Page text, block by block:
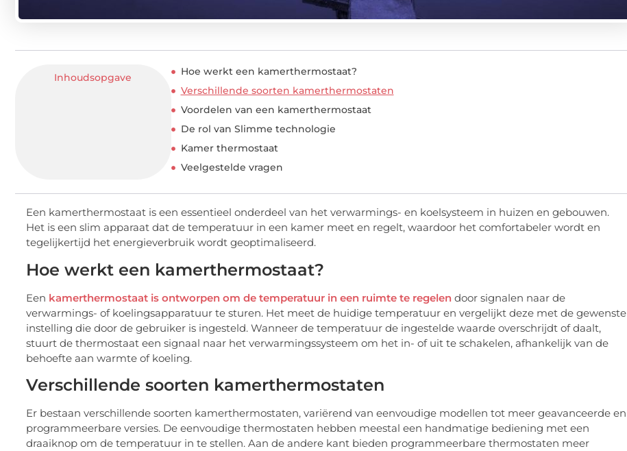
Inhoudsopgave
Hoe werkt een kamerthermostaat?
Verschillende soorten kamerthermostaten
Voordelen van een kamerthermostaat
De rol van Slimme technologie
Kamer thermostaat
Veelgestelde vragen
Een kamerthermostaat is een essentieel onderdeel van het verwarmings- en koelsysteem in huizen en gebouwen.
Het is een slim apparaat dat de temperatuur in een kamer meet en regelt, waardoor het comfortabeler wordt en
tegelijkertijd het energieverbruik wordt geoptimaliseerd.
Hoe werkt een kamerthermostaat?
Een kamerthermostaat is ontworpen om de temperatuur in een ruimte te regelen door signalen naar de
verwarmings- of koelingsapparatuur te sturen. Het meet de huidige temperatuur en vergelijkt deze met de gewenste
instelling die door de gebruiker is ingesteld. Wanneer de temperatuur de ingestelde waarde overschrijdt of daalt,
stuurt de thermostaat een signaal naar het verwarmingssysteem om het in- of uit te schakelen, afhankelijk van de
behoefte aan warmte of koeling.
Verschillende soorten kamerthermostaten
Er bestaan verschillende soorten kamerthermostaten, variërend van eenvoudige modellen tot meer geavanceerde en
programmeerbare versies. De eenvoudige thermostaten hebben meestal een handmatige bediening met een
draaiknop om de temperatuur in te stellen. Aan de andere kant bieden programmeerbare thermostaten meer